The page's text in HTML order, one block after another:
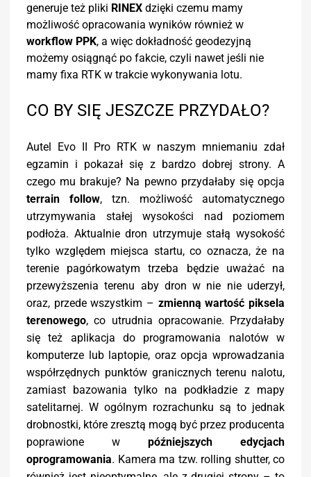
generuje też pliki RINEX dzięki czemu mamy
możliwość opracowania wyników również w
workflow PPK, a więc dokładność geodezyjną
możemy osiągnąć po fakcie, czyli nawet jeśli nie
mamy fixa RTK w trakcie wykonywania lotu.
CO BY SIĘ JESZCZE PRZYDAŁO?
Autel Evo II Pro RTK w naszym mniemaniu zdał
egzamin i pokazał się z bardzo dobrej strony. A
czego mu brakuje? Na pewno przydałaby się opcja
terrain follow, tzn. możliwość automatycznego
utrzymywania stałej wysokości nad poziomem
podłoża. Aktualnie dron utrzymuje stałą wysokość
tylko względem miejsca startu, co oznacza, że na
terenie pagórkowatym trzeba będzie uważać na
przewyższenia terenu aby dron w nie nie uderzył,
oraz, przede wszystkim – zmienną wartość piksela
terenowego, co utrudnia opracowanie. Przydałaby
się też aplikacja do programowania nalotów w
komputerze lub laptopie, oraz opcja wprowadzania
współrzędnych punktów granicznych terenu nalotu,
zamiast bazowania tylko na podkładzie z mapy
satelitarnej. W ogólnym rozrachunku są to jednak
drobnostki, które zresztą mogą być przez producenta
poprawione w późniejszych edycjach
oprogramowania. Kamera ma tzw. rolling shutter, co